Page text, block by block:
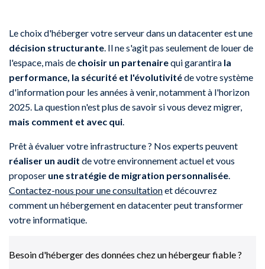
Le choix d'héberger votre serveur dans un datacenter est une
décision structurante . Il ne s'agit pas seulement de louer de
l'espace, mais de choisir un partenairequi garantira la
performance, la sécurité et l'évolutivitéde votre système
d'information pour les années à venir, notamment à l'horizon
2025. La question n'est plus de savoir si vous devez migrer,
mais comment et avec qui
Prêt à évaluer votre infrastructure ? Nos experts peuvent
réaliser un audit de votre environnement actuel et vous
proposer une stratégie de migration personnalisée
Contactez-nous pour une consultationet découvrez
comment un hébergement en datacenter peut transformer
votre informatique.
Besoin d'héberger des données chez un hébergeur fiable ?